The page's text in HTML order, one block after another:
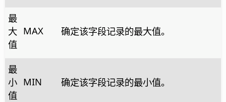
最
大
值
MAX 确定该字段记录的最大值。
最
小
值
MIN 确定该字段记录的最小值。